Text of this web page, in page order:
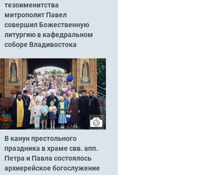
тезоименитства
митрополит Павел
совершил Божественную
литургию в кафедральном
соборе Владивостока
В канун престольного
праздника в храме свв. апп.
Петра и Павла состоялось
архиерейское богослужение